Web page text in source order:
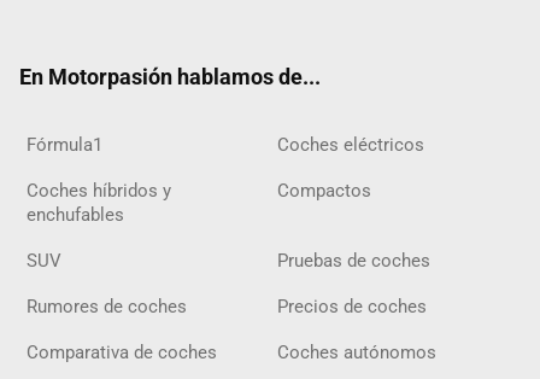
En Motorpasión hablamos de...
Fórmula1 Coches eléctricos
Coches híbridos y
enchufables
Compactos
SUV Pruebas de coches
Rumores de coches Precios de coches
Comparativa de coches Coches autónomos